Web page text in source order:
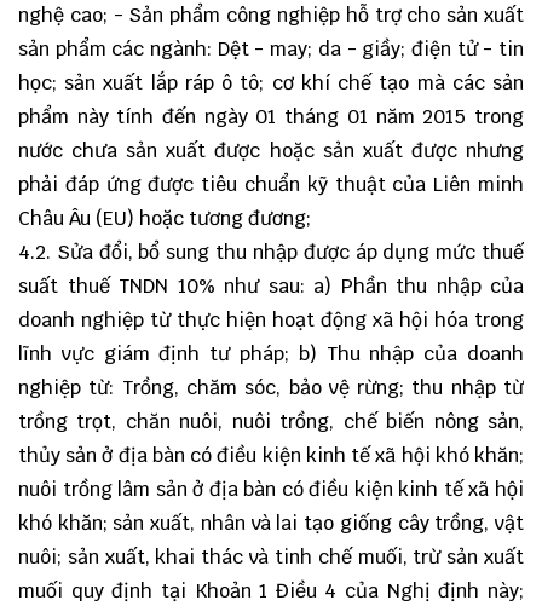
nghệ cao; - Sản phẩm công nghiệp hỗ trợ cho sản xuất
sản phẩm các ngành: Dệt - may; da - giầy; điện tử - tin
học; sản xuất lắp ráp ô tô; cơ khí chế tạo mà các sản
phẩm này tính đến ngày 01 tháng 01 năm 2015 trong
nước chưa sản xuất được hoặc sản xuất được nhưng
phải đáp ứng được tiêu chuẩn kỹ thuật của Liên minh
Châu Âu (EU) hoặc tương đương;
4.2. Sửa đổi, bổ sung thu nhập được áp dụng mức thuế
suất thuế TNDN 10% như sau: a) Phần thu nhập của
doanh nghiệp từ thực hiện hoạt động xã hội hóa trong
lĩnh vực giám định tư pháp; b) Thu nhập của doanh
nghiệp từ: Trồng, chăm sóc, bảo vệ rừng; thu nhập từ
trồng trọt, chăn nuôi, nuôi trồng, chế biến nông sản,
thủy sản ở địa bàn có điều kiện kinh tế xã hội khó khăn;
nuôi trồng lâm sản ở địa bàn có điều kiện kinh tế xã hội
khó khăn; sản xuất, nhân và lai tạo giống cây trồng, vật
nuôi; sản xuất, khai thác và tinh chế muối, trừ sản xuất
muối quy định tại Khoản 1 Điều 4 của Nghị định này;